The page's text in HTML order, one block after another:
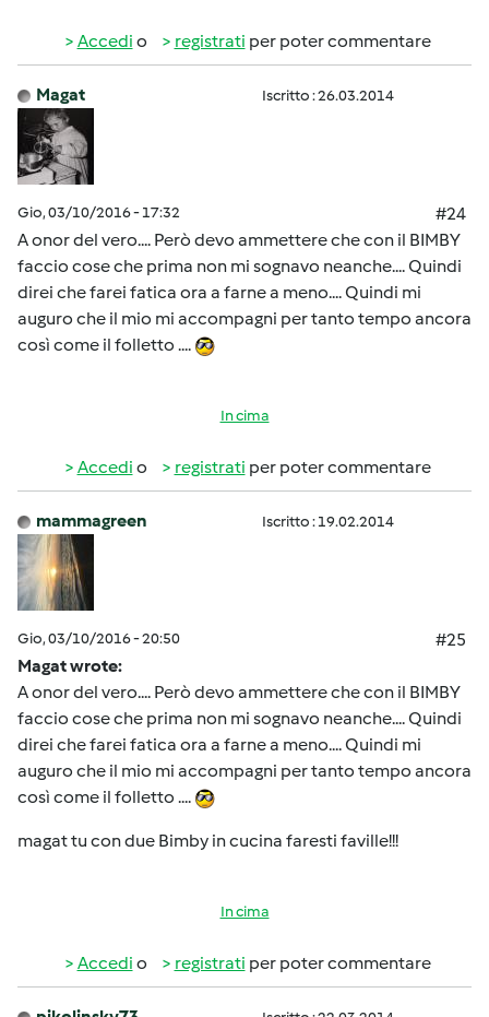
Accedi o registrati per poter commentare
Magat Iscritto : 26.03.2014
Gio, 03/10/2016 - 17:32
#24
A onor del vero.... Però devo ammettere che con il BIMBY
faccio cose che prima non mi sognavo neanche.... Quindi
direi che farei fatica ora a farne a meno.... Quindi mi
auguro che il mio mi accompagni per tanto tempo ancora
così come il folletto ....
In cima
Accedi o registrati per poter commentare
mammagreen Iscritto : 19.02.2014
Gio, 03/10/2016 - 20:50
#25
Magat wrote:
A onor del vero.... Però devo ammettere che con il BIMBY
faccio cose che prima non mi sognavo neanche.... Quindi
direi che farei fatica ora a farne a meno.... Quindi mi
auguro che il mio mi accompagni per tanto tempo ancora
così come il folletto ....
magat tu con due Bimby in cucina faresti faville!!!
In cima
Accedi o registrati per poter commentare